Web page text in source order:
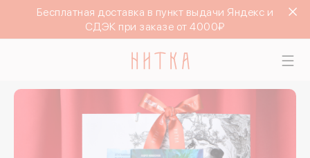
Бесплатная доставка в пункт выдачи Яндекс и
СДЭК при заказе от 4000₽